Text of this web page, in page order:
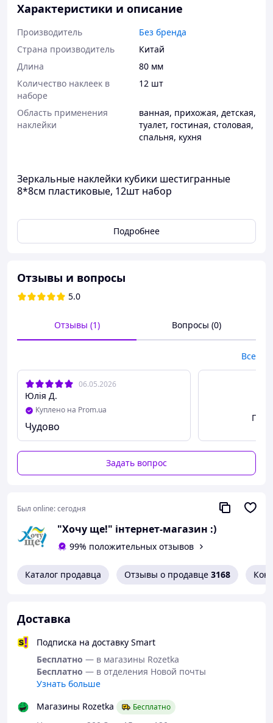
Характеристики и описание
Производитель
Без бренда
Страна производитель
Китай
Длина
80 мм
Количество наклеек в
наборе
12 шт
Область применения
наклейки
ванная, прихожая, детская,
туалет, гостиная, столовая,
спальня, кухня
Зеркальные наклейки кубики шестигранные
8*8см пластиковые, 12шт набор
Подробнее
Отзывы и вопросы
5.0
Отзывы (1) Вопросы (0)
Все
06.05.2026
Юлія Д.
Куплено на Prom.ua
Чудово
Задать вопрос
Был online:сегодня
"Хочу ще!" інтернет-магазин :)
99% положительных отзывов
Каталог продавца Отзывы о продавце 3168
Доставка
Подписка на доставку Smart
Бесплатно — в магазины Rozetka
Бесплатно — в отделения Новой почты
Узнать больше
Магазины Rozetka
Бесплатно